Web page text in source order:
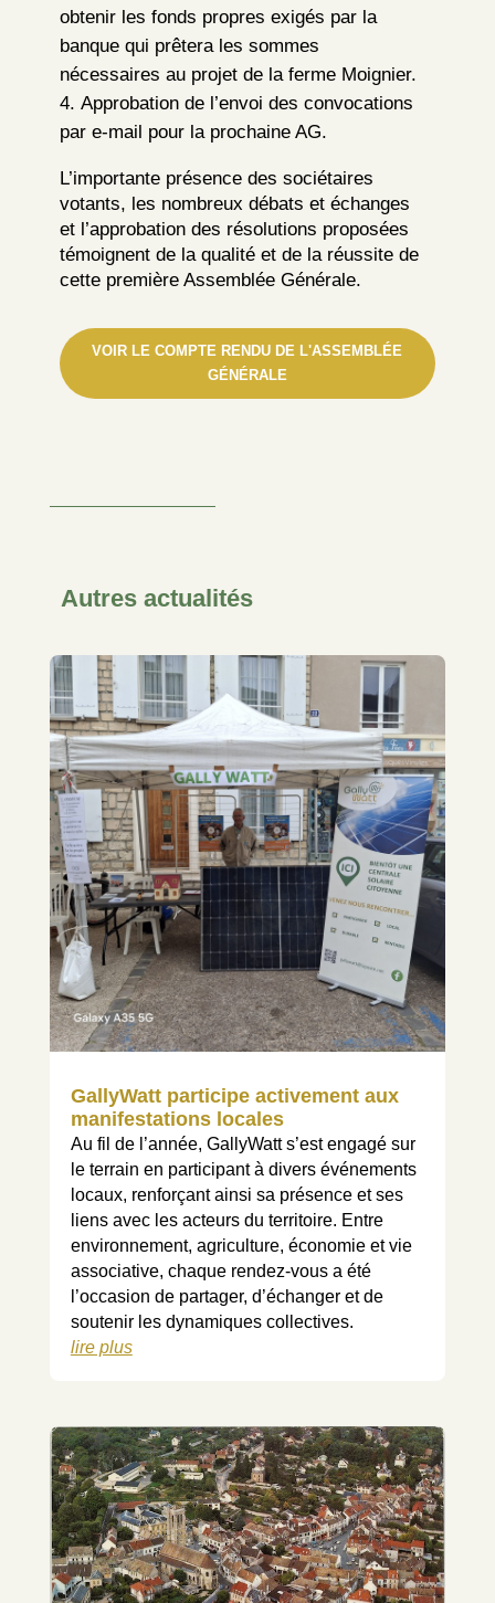
obtenir les fonds propres exigés par la
banque qui prêtera les sommes
nécessaires au projet de la ferme Moignier.
Approbation de l’envoi des convocations
par e-mail pour la prochaine AG.
L’importante présence des sociétaires
votants, les nombreux débats et échanges
et l’approbation des résolutions proposées
témoignent de la qualité et de la réussite de
cette première Assemblée Générale.
VOIR LE COMPTE RENDU DE L'ASSEMBLÉE
GÉNÉRALE
Autres actualités
GallyWatt participe activement aux
manifestations locales
Au fil de l’année, GallyWatt s’est engagé sur
le terrain en participant à divers événements
locaux, renforçant ainsi sa présence et ses
liens avec les acteurs du territoire. Entre
environnement, agriculture, économie et vie
associative, chaque rendez-vous a été
l’occasion de partager, d’échanger et de
soutenir les dynamiques collectives.
lire plus